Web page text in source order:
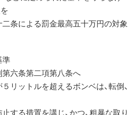
条による罰金最高五十万円の対象
準
六条第二項第八条へ
リットルを超えるボンベは、転倒、
する措置を講じ、かつ、粗暴な取り